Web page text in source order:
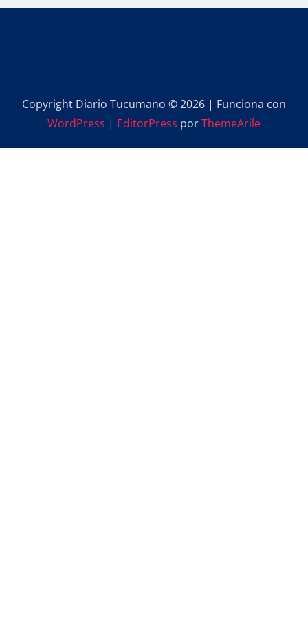
Copyright Diario Tucumano © 2026 | Funciona con
WordPress | EditorPress porThemeArile